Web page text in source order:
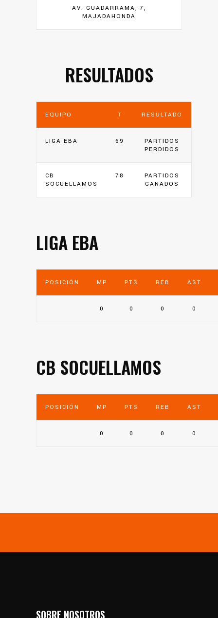
AV. GUADARRAMA, 7,
MAJADAHONDA
RESULTADOS
EQUIPO T RESULTADO
LIGA EBA 69
PARTIDOS
PERDIDOS
CB
SOCUELLAMOS
78
PARTIDOS
GANADOS
LIGA EBA
POSICIÓN MP PTS REB AST
0 0 0 0
CB SOCUELLAMOS
POSICIÓN MP PTS REB AST
0 0 0 0
SOBRE NOSOTROS